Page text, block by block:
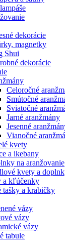
dekorácie
magnetky
Shui
dekorácie
Celoročné
Smútočné
Sviatočné
Jarné aranžmány
Jesenné
Vianočné
kvety
a ikebany
na aranžovanie
kvety a
a kľúčenky
tašky a krabičky
vázy
vázy
vázy
tabule